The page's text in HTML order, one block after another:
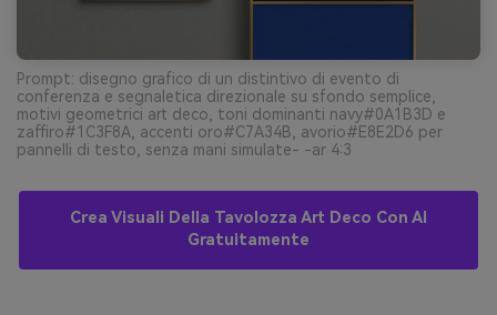
Prompt: disegno grafico di un distintivo di evento di
conferenza e segnaletica direzionale su sfondo semplice,
motivi geometrici art deco, toni dominanti navy#0A1B3D e
zaffiro#1C3F8A, accenti oro#C7A34B, avorio#E8E2D6 per
pannelli di testo, senza mani simulate- -ar 4:3
Crea Visuali Della Tavolozza Art Deco Con AI
Gratuitamente